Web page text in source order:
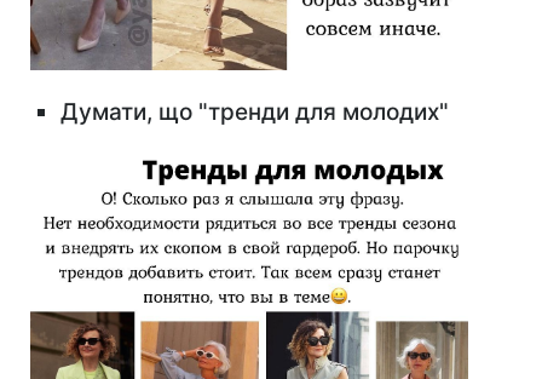
Думати, що "тренди для молодих"